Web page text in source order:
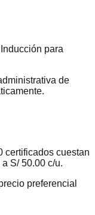
para
de
certificados cuestan
S/ 50.00 c/u.
preferencial